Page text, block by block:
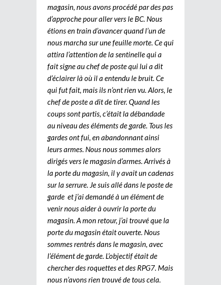
magasin, nous avons procédé par des pas
d’approche pour aller vers le BC. Nous
étions en train d’avancer quand l’un de
nous marcha sur une feuille morte. Ce qui
attira l’attention de la sentinelle qui a
fait signe au chef de poste qui lui a dit
d’éclairer là où il a entendu le bruit. Ce
qui fut fait, mais ils n’ont rien vu. Alors, le
chef de poste a dit de tirer. Quand les
coups sont partis, c’était la débandade
au niveau des éléments de garde. Tous les
gardes ont fui, en abandonnant ainsi
leurs armes. Nous nous sommes alors
dirigés vers le magasin d’armes. Arrivés à
la porte du magasin, il y avait un cadenas
sur la serrure. Je suis allé dans le poste de
garde et j’ai demandé à un élément de
venir nous aider à ouvrir la porte du
magasin. A mon retour, j’ai trouvé que la
porte du magasin était ouverte. Nous
sommes rentrés dans le magasin, avec
l’élément de garde. L’objectif était de
chercher des roquettes et des RPG7. Mais
nous n’avons rien trouvé de tous cela.